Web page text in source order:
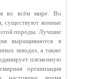
во всём мире. Во
существуют конные
этой породы. Лучшие
выращиваются в
заводах, а также
племенную
организация